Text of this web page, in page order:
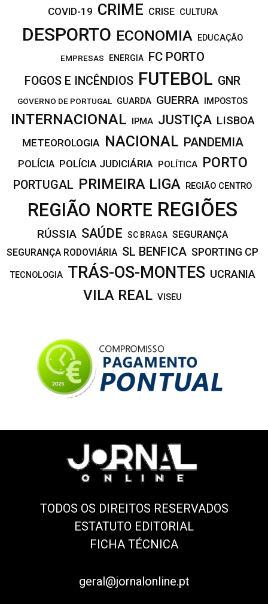
COVID-19 CRIME CRISE CULTURA
DESPORTO ECONOMIA EDUCAÇÃO
EMPRESAS ENERGIA FC PORTO
FOGOS E INCÊNDIOS FUTEBOL GNR
GOVERNO DE PORTUGAL GUARDA GUERRA IMPOSTOS
INTERNACIONAL IPMA JUSTIÇA LISBOA
METEOROLOGIA NACIONAL PANDEMIA
POLÍCIA POLÍCIA JUDICIÁRIA POLÍTICA PORTO
PORTUGAL PRIMEIRA LIGA REGIÃO CENTRO
REGIÃO NORTE REGIÕES
RÚSSIA SAÚDE SC BRAGA SEGURANÇA
SEGURANÇA RODOVIÁRIA SL BENFICA SPORTING CP
TECNOLOGIA TRÁS-OS-MONTES UCRANIA
VILA REAL VISEU
TODOS OS DIREITOS RESERVADOS
ESTATUTO EDITORIAL
FICHA TÉCNICA
geral@jornalonline.pt